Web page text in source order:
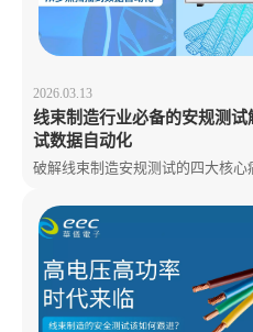
2026.03.13
线束制造行业必备的安规测
试数据自动化
破解线束制造安规测试的四大核心